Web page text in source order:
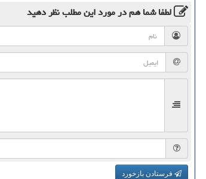
لطفا شما همدر مورد این مطلبنظر دهید
فرستادن بازخورد